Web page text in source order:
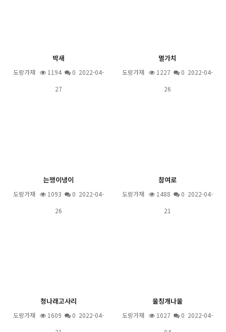
박새
도랑가재 1194
0 2022-04-
27
멸가치
도랑가재 1227
0 2022-04-
26
는쟁이냉이
도랑가재 1093
0 2022-04-
26
참여로
도랑가재 1488
0 2022-04-
21
청나래고사리
도랑가재 1609
0 2022-04-
물칭개나물
도랑가재 1027
0 2022-04-